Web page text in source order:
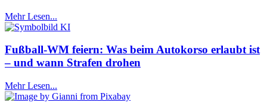
Mehr Lesen...
Fußball-WM feiern: Was beim Autokorso erlaubt ist
– und wann Strafen drohen
Mehr Lesen...